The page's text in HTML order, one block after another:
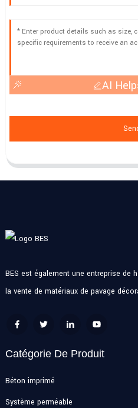
AI
BES est également une entreprise de
la vente de matériaux de pavage
Catégorie De Produit
Béton imprimé
Système perméable